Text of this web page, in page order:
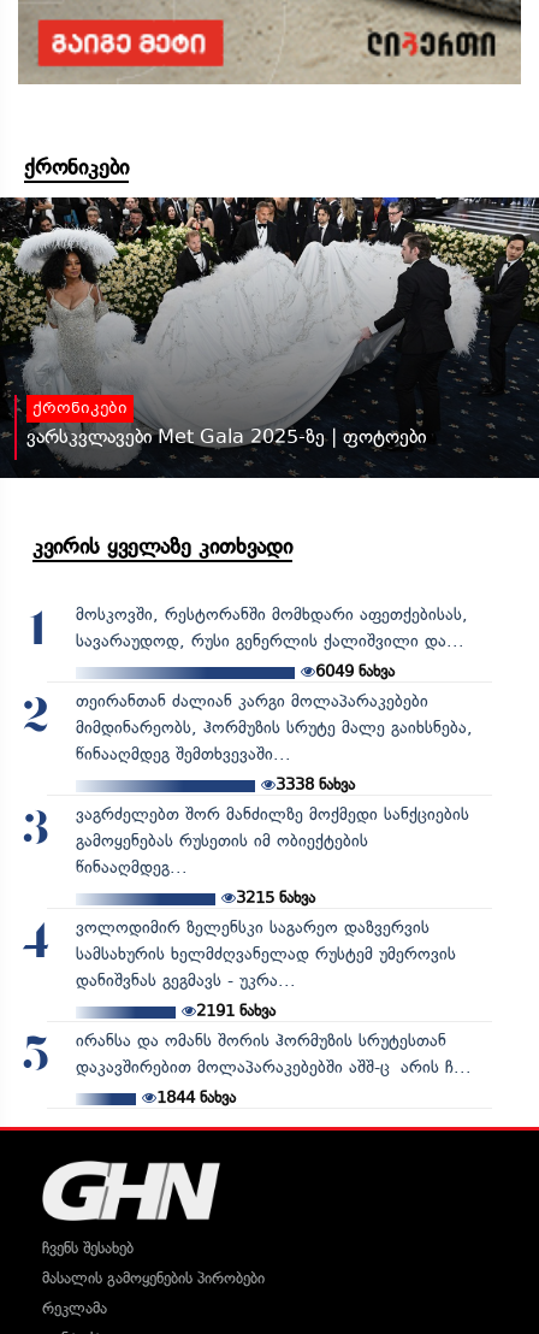
ქრონიკები
ქრონიკები
ვარსკვლავები Met Gala 2025-ზე | ფოტოები
კვირის ყველაზე კითხვადი
1
მოსკოვში, რესტორანში მომხდარი აფეთქებისას,
სავარაუდოდ, რუსი გენერლის ქალიშვილი და...
6049 ნახვა
2
თეირანთან ძალიან კარგი მოლაპარაკებები
მიმდინარეობს, ჰორმუზის სრუტე მალე გაიხსნება,
წინააღმდეგ შემთხვევაში...
3338ნახვა
3
ვაგრძელებთ შორ მანძილზე მოქმედი სანქციების
გამოყენებას რუსეთის იმ ობიექტების
წინააღმდეგ...
3215ნახვა
4
ვოლოდიმირ ზელენსკი საგარეო დაზვერვის
სამსახურის ხელმძღვანელად რუსტემ უმეროვის
დანიშვნას გეგმავს - უკრა...
2191ნახვა
5
ირანსა და ომანს შორის ჰორმუზის სრუტესთან
დაკავშირებით მოლაპარაკებებში აშშ-ც არის ჩ...
1844ნახვა
ჩვენს შესახებ
მასალის გამოყენების პირობები
რეკლამა